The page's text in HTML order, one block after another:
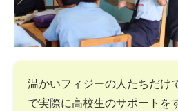
温かいフィジーの人たちだけ
で実際に高校生のサポートを